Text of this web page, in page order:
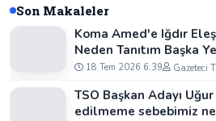
Son Makaleler
Koma Amed'e Iğdır
Neden Tanıtım Başka
18 Tem 2026 6:39 Gazeteci
TSO Başkan Adayı
edilmeme sebebimiz